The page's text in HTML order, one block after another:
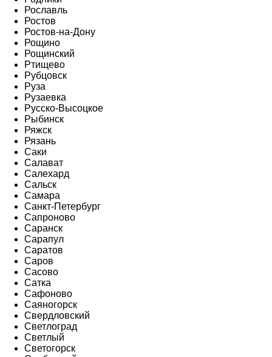
Рославль
Ростов
Ростов-на-Дону
Рощино
Рощинский
Ртищево
Рубцовск
Руза
Рузаевка
Русско-Высоцкое
Рыбинск
Ряжск
Рязань
Саки
Салават
Салехард
Сальск
Самара
Санкт-Петербург
Сапроново
Саранск
Сарапул
Саратов
Саров
Сасово
Сатка
Сафоново
Саяногорск
Свердловский
Светлоград
Светлый
Светогорск